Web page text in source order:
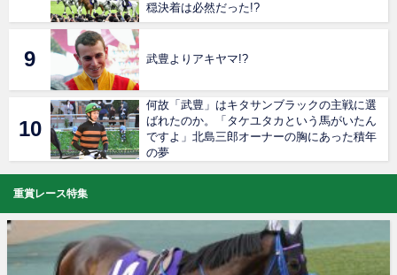
穏決着は必然だった!?
武豊よりアキヤマ!?
何故「武豊」はキタサンブラックの主戦に選
ばれたのか。「タケユタカという馬がいたん
ですよ」北島三郎オーナーの胸にあった積年
の夢
重賞レース特集